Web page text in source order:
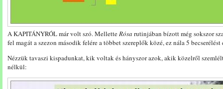
A KAPITÁNYRÓL már volt szó. MelletteRósa rutinjában bízott még sokszor
fel magát a szezon második felére a többet szereplők közé, ez nála 5 becserélést
Nézzük tavaszi kispadunkat, kik voltak és hányszor azok, akik közelről
nélkül: